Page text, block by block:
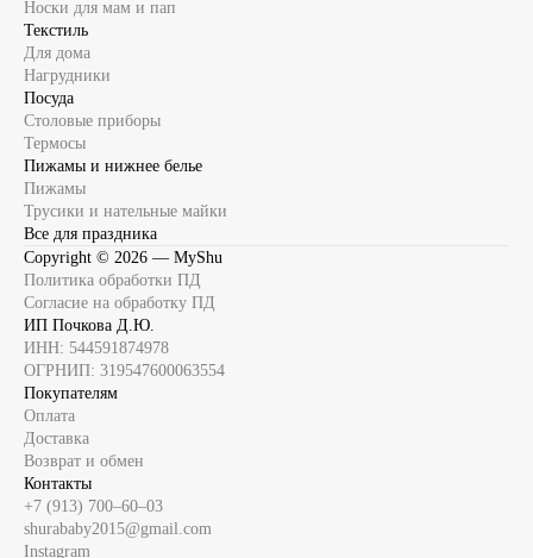
Носки для мам и пап
Текстиль
Для дома
Нагрудники
Посуда
Столовые приборы
Термосы
Пижамы и нижнее белье
Пижамы
Трусики и нательные майки
Все для праздника
Copyright © 2026 — MyShu
Политика обработки ПД
Согласие на обработку ПД
ИП Почкова Д.Ю.
ИНН: 544591874978
ОГРНИП: 319547600063554
Покупателям
Оплата
Доставка
Возврат и обмен
Контакты
+7 (913) 700‒60‒03
shurababy2015@gmail.com
Instagram